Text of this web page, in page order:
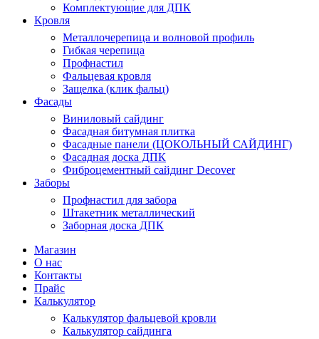
Комплектующие для ДПК
Кровля
Металлочерепица и волновой профиль
Гибкая черепица
Профнастил
Фальцевая кровля
Защелка (клик фальц)
Фасады
Виниловый сайдинг
Фасадная битумная плитка
Фасадные панели (ЦОКОЛЬНЫЙ САЙДИНГ)
Фасадная доска ДПК
Фиброцементный сайдинг Decover
Заборы
Профнастил для забора
Штакетник металлический
Заборная доска ДПК
Магазин
О нас
Контакты
Прайс
Калькулятор
Калькулятор фальцевой кровли
Калькулятор сайдинга